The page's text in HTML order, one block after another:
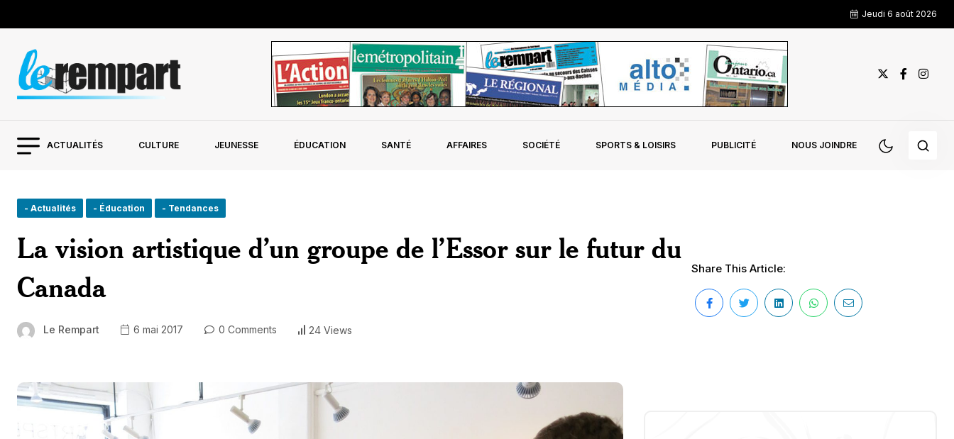
Jeudi 6 août 2026
ACTUALITÉS CULTURE JEUNESSE ÉDUCATION SANTÉ AFFAIRES SOCIÉTÉ SPORTS & LOISIRS PUBLICITÉ NOUS JOINDRE
- Actualités - Éducation - Tendances
La vision artistique d’un groupe de l’Essor sur le futur du
Canada
Le Rempart 6 mai 2017 0 Comments 24 Views
Share This Article: